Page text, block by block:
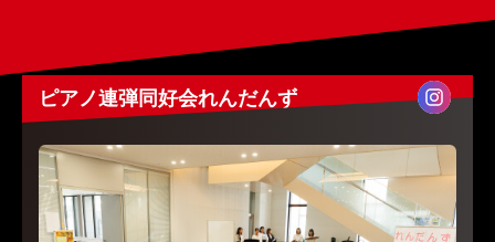
ピアノ連弾同好会れんだんず